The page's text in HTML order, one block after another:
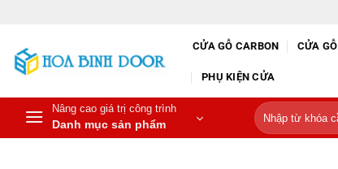
nội
dung
CỬA GỖ CARBON CỬA GỖ
PHỤ KIỆN CỬA
Nâng cao giá trị công trình
Danh mục sản phẩm
Tìm
kiếm: